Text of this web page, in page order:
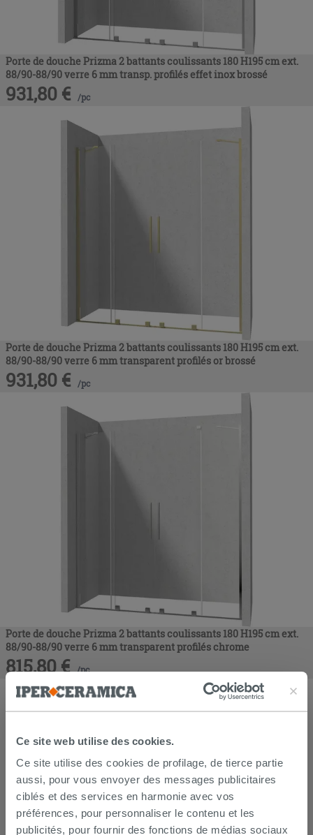
Ce site web utilise des cookies.
Ce site utilise des cookies de profilage, de tierce partie
aussi, pour vous envoyer des messages publicitaires
ciblés et des services en harmonie avec vos
préférences, pour personnaliser le contenu et les
publicités, pour fournir des fonctions de médias sociaux
Porte de douche Prizma 2 battants coulissants 180 H195 cm ext.
88/90-88/90 verre 6 mm transp. profilés effet inox brossé
931,80 € /pc
Porte de douche Prizma 2 battants coulissants 180 H195 cm ext.
88/90-88/90 verre 6 mm transparent profilés or brossé
931,80 € /pc
Porte de douche Prizma 2 battants coulissants 180 H195 cm ext.
88/90-88/90 verre 6 mm transparent profilés chrome
815,80€ /pc